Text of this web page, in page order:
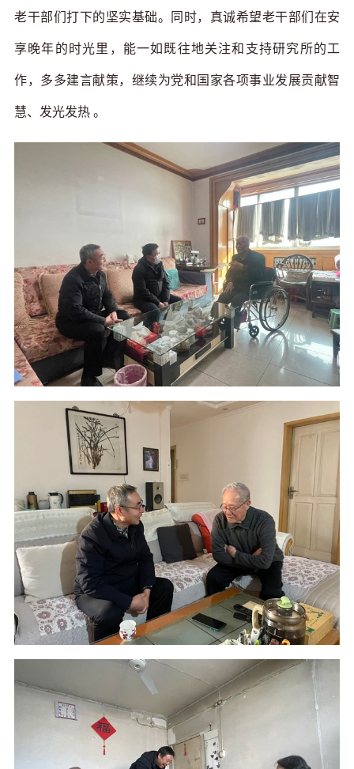
老干部们打下的坚实基础。同时，真诚希望老干部们在安
享晚年的时光里，能一如既往地关注和支持研究所的工
作，多多建言献策，继续为党和国家各项事业发展贡献智
慧、发光发热 。